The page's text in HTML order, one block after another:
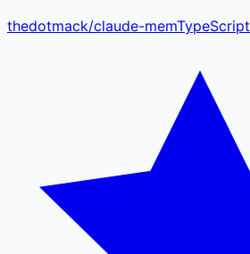
thedotmack/claude-memTypeScript